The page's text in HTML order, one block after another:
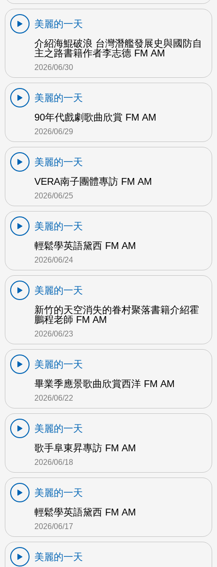
美麗的一天
介紹海鯤破浪 台灣潛艦發展史與國防自
主之路書籍作者李志德 FM AM
2026/06/30
美麗的一天
90年代戲劇歌曲欣賞 FM AM
2026/06/29
美麗的一天
VERA南子團體專訪 FM AM
2026/06/25
美麗的一天
輕鬆學英語黛西 FM AM
2026/06/24
美麗的一天
新竹的天空消失的眷村聚落書籍介紹霍
鵬程老師 FM AM
2026/06/23
美麗的一天
畢業季應景歌曲欣賞西洋 FM AM
2026/06/22
美麗的一天
歌手阜東昇專訪 FM AM
2026/06/18
美麗的一天
輕鬆學英語黛西 FM AM
2026/06/17
美麗的一天